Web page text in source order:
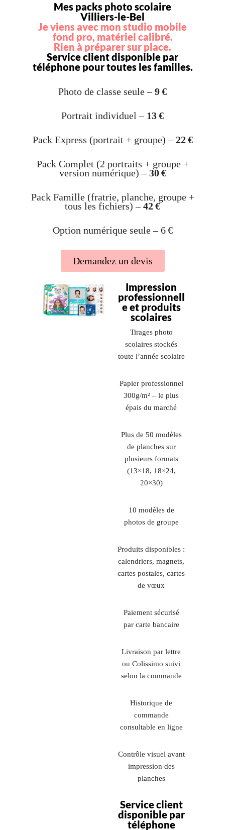
Mes packs photo scolaire
Villiers-le-Bel
Je viens avec mon studio mobile
fond pro, matériel calibré.
Rien à préparer sur place.
Service client disponible par
téléphone pour toutes les familles.
Photo de classe seule –9 €
Portrait individuel – 13 €
Pack Express (portrait + groupe) –22 €
Pack Complet (2 portraits + groupe +
version numérique) –30 €
Pack Famille (fratrie, planche, groupe +
tous les fichiers) –42 €
Option numérique seule – 6 €
Demandez un devis
Impression
professionnell
e et produits
scolaires
Tirages photo
scolaires stockés
toute l’année scolaire
Papier professionnel
300g/m² – le plus
épais du marché
Plus de 50 modèles
de planches sur
plusieurs formats
(13×18, 18×24,
20×30)
10 modèles de
photos de groupe
Produits disponibles :
calendriers, magnets,
cartes postales, cartes
de vœux
Paiement sécurisé
par carte bancaire
Livraison par lettre
ou Colissimo suivi
selon la commande
Historique de
commande
consultable en ligne
Contrôle visuel avant
impression des
planches
Service client
disponible par
téléphone